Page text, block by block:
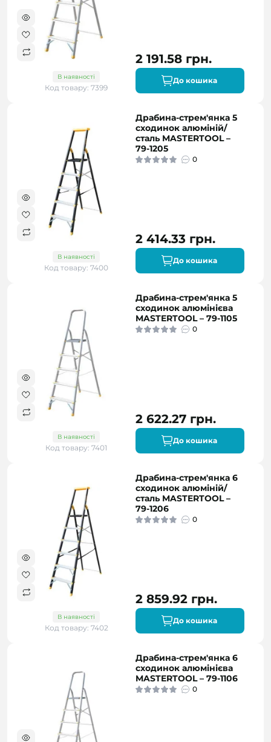
В наявності
Код товару: 7399
2 191.58 грн.
До кошика
В наявності
Код товару: 7400
Драбина-стрем'янка 5
сходинок алюміній/
сталь MASTERTOOL –
79-1205
0
2 414.33 грн.
До кошика
В наявності
Код товару: 7401
Драбина-стрем'янка 5
сходинок алюмінієва
MASTERTOOL – 79-1105
0
2 622.27 грн.
До кошика
В наявності
Код товару: 7402
Драбина-стрем'янка 6
сходинок алюміній/
сталь MASTERTOOL –
79-1206
0
2 859.92 грн.
До кошика
Драбина-стрем'янка 6
сходинок алюмінієва
MASTERTOOL – 79-1106
0